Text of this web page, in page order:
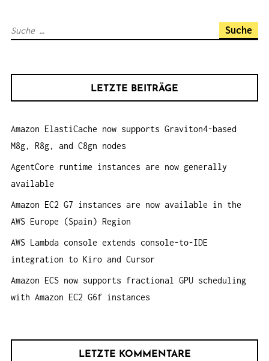
V
T
N
S
a
c
h
:
LETZTE BEITRÄGE
Amazon ElastiCache now supports Graviton4-based
M8g, R8g, and C8gn nodes
AgentCore runtime instances are now generally
available
Amazon EC2 G7 instances are now available in the
AWS Europe (Spain) Region
AWS Lambda console extends console-to-IDE
integration to Kiro and Cursor
Amazon ECS now supports fractional GPU scheduling
with Amazon EC2 G6f instances
LETZTE KOMMENTARE